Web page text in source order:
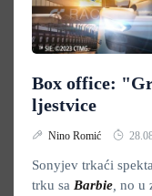
Box office:
ljestvice
Nino Romić
Sonyjev trkaći
trku sa Barbie no u